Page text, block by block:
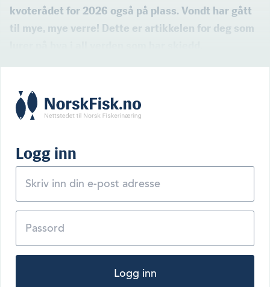
kvoterådet for 2026 også på plass. Vondt har gått
til mye, mye verre! Dette er artikkelen for deg som
Logg inn
Logg inn